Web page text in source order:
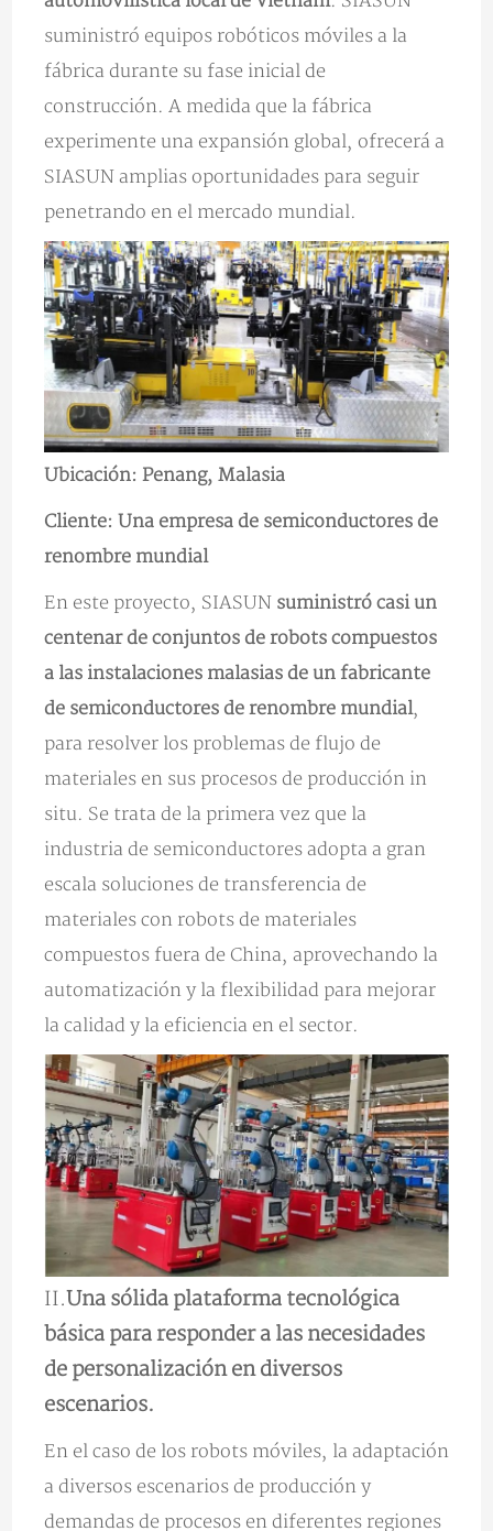
suministró equipos robóticos móviles a la
fábrica durante su fase inicial de
construcción. A medida que la fábrica
experimente una expansión global, ofrecerá a
SIASUN amplias oportunidades para seguir
penetrando en el mercado mundial.
Ubicación: Penang, Malasia
Cliente: Una empresa de semiconductores de
renombre mundial
En este proyecto, SIASUN suministró casi un
centenar de conjuntos de robots compuestos
a las instalaciones malasias de un fabricante
de semiconductores de renombre mundial,
para resolver los problemas de flujo de
materiales en sus procesos de producción in
situ. Se trata de la primera vez que la
industria de semiconductores adopta a gran
escala soluciones de transferencia de
materiales con robots de materiales
compuestos fuera de China, aprovechando la
automatización y la flexibilidad para mejorar
la calidad y la eficiencia en el sector.
II.Una sólida plataforma tecnológica
básica para responder a las necesidades
de personalización en diversos
escenarios.
En el caso de los robots móviles, la adaptación
a diversos escenarios de producción y
demandas de procesos en diferentes regiones